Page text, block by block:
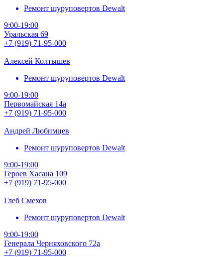
Ремонт шуруповертов Dewalt
9:00-19:00
Уральская 69
+7 (919) 71-95-000
Алексей Колтышев
Ремонт шуруповертов Dewalt
9:00-19:00
Первомайская 14а
+7 (919) 71-95-000
Андрей Любимцев
Ремонт шуруповертов Dewalt
9:00-19:00
Героев Хасана 109
+7 (919) 71-95-000
Глеб Смехов
Ремонт шуруповертов Dewalt
9:00-19:00
Генерала Черняховского 72а
+7 (919) 71-95-000